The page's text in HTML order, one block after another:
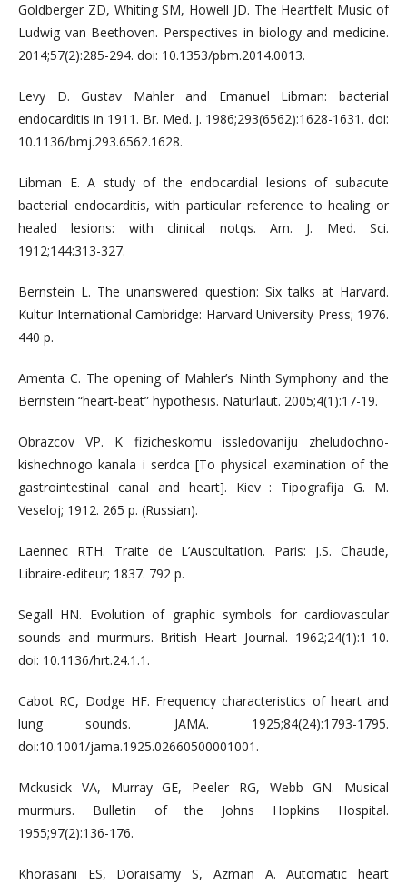
Goldberger ZD, Whiting SM, Howell JD. The Heartfelt Music of
Ludwig van Beethoven. Perspectives in biology and medicine.
2014;57(2):285-294. doi: 10.1353/pbm.2014.0013.
Levy D. Gustav Mahler and Emanuel Libman: bacterial
endocarditis in 1911. Br. Med. J. 1986;293(6562):1628-1631. doi:
10.1136/bmj.293.6562.1628.
Libman E. A study of the endocardial lesions of subacute
bacterial endocarditis, with particular reference to healing or
healed lesions: with clinical notqs. Am. J. Med. Sci.
1912;144:313-327.
Bernstein L. The unanswered question: Six talks at Harvard.
Kultur International Cambridge: Harvard University Press; 1976.
440 р.
Amenta C. The opening of Mahler’s Ninth Symphony and the
Bernstein “heart-beat” hypothesis. Naturlaut. 2005;4(1):17-19.
Obrazcov VP. K fizicheskomu issledovaniju zheludochno-
kishechnogo kanala i serdca [To physical examination of the
gastrointestinal canal and heart]. Kiev : Tipografija G. M.
Veseloj; 1912. 265 р. (Russian).
Laennec RTH. Traite de L’Auscultation. Paris: J.S. Chaude,
Libraire-editeur; 1837. 792 p.
Segall HN. Evolution of graphic symbols for cardiovascular
sounds and murmurs. British Heart Journal. 1962;24(1):1-10.
doi: 10.1136/hrt.24.1.1.
Cabot RC, Dodge HF. Frequency characteristics of heart and
lung sounds. JAMA. 1925;84(24):1793-1795.
doi:10.1001/jama.1925.02660500001001.
Mckusick VA, Murray GE, Peeler RG, Webb GN. Musical
murmurs. Bulletin of the Johns Hopkins Hospital.
1955;97(2):136-176.
Khorasani ES, Doraisamy S, Azman A. Automatic heart